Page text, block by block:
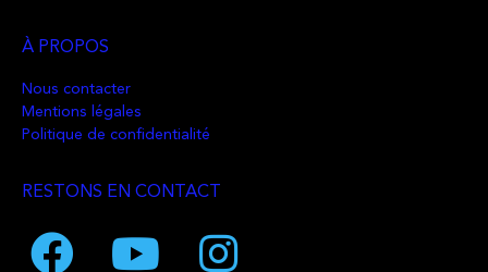
À PROPOS
Nous contacter
Mentions légales
Politique de confidentialité
RESTONS EN CONTACT